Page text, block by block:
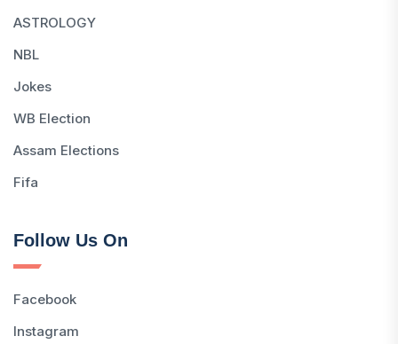
ASTROLOGY
NBL
Jokes
WB Election
Assam Elections
Fifa
Follow Us On
Facebook
Instagram